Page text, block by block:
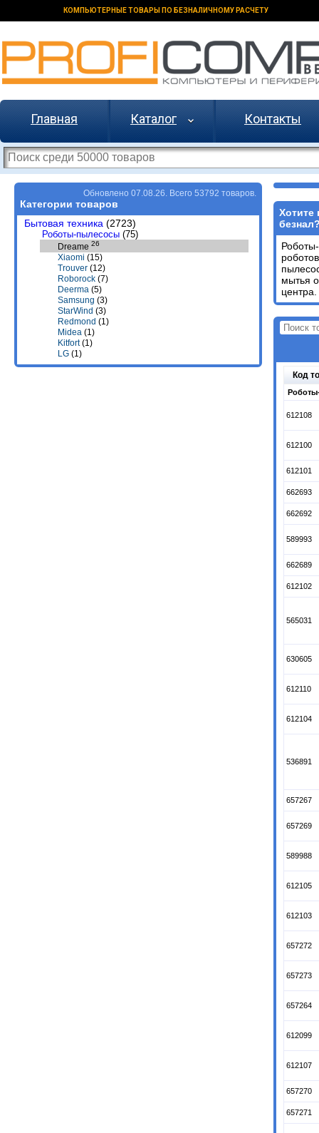
КОМПЬЮТЕРНЫЕ ТОВАРЫ ПО БЕЗНАЛИЧНОМУ РАСЧЕТУ
Главная Каталог Контакты
Обновлено 07.08.26. Всего 53792 товаров.
Категории товаров
Бытовая техника (2723)
Роботы-пылесосы (75)
Dreame 26
Xiaomi (15)
Trouver (12)
Roborock (7)
Deerma (5)
Samsung (3)
StarWind (3)
Redmond (1)
Midea (1)
Kitfort(1)
LG (1)
Хотите
мытья
центра.
Код
612108
612100
612101
662693
662692
589993
662689
612102
565031
630605
612110
612104
536891
657267
657269
589988
612105
612103
657272
657273
657264
612099
612107
657270
657271